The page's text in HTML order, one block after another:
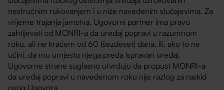
nestručnim rukovanjem i u niže navedenim slučajevima. Za
vrijeme trajanja jamstva, Ugovorni partner ima pravo
zahtijevati od MONRI-a da uređaj popravi u razumnom
roku, ali ne kraćem od 60 (šezdeset) dana, ili, ako to ne
učini, da mu umjesto njega preda ispravan uređaj.
Ugovorne strane suglasno utvrđuju da propust MONRI-a
da uređaj popravi u navedenom roku nije razlog za raskid
ovog Ugovora.